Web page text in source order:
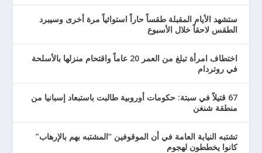
ستشهد الأيام المقبلة طقساً حاراً استوائياً مرة أخرى وسيبرد
الطقس لاحقاً خلال الأسبوع
اختطاف امرأة تبلغ من العمر 20 عاماً واقتحام منزلها بالأسلحة
في روتردام
67 قتيلاً في سبتة: حكومات أوروبية طالبت باستبعاد إسبانيا من
منطقة شنغن
تشتبه النيابة العامة في أن الموقوفين “المشتبه بهم بالإرهاب”
كانوا يخططون لهجوم